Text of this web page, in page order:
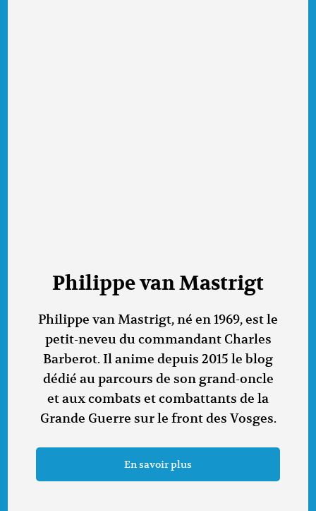
Philippe van Mastrigt
Philippe van Mastrigt, né en 1969, est le
petit-neveu du commandant Charles
Barberot. Il anime depuis 2015 le blog
dédié au parcours de son grand-oncle
et aux combats et combattants de la
Grande Guerre sur le front des Vosges.
En savoir plus